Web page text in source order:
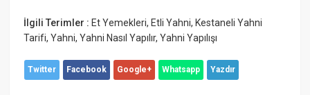
İlgili Terimler : Et Yemekleri, Etli Yahni, Kestaneli Yahni
Tarifi,Yahni,Yahni Nasıl Yapılır,Yahni Yapılışı
Twitter Facebook Google+ Whatsapp Yazdır